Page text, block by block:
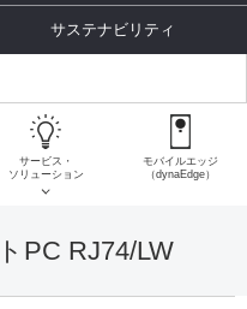
サステナビリティ
サービス・
ソリューション
モバイルエッジ
（dynaEdge）
PC RJ74/LW